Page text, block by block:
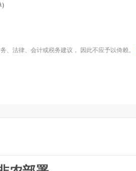
)
、法律、会计或税务建议， 因此不应予以倚赖。